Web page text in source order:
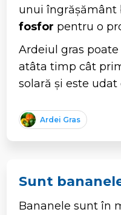
unui îngrășământ
fosfor pentru o
Ardeiul gras
atâta timp cât
solară și este
Ardei Gras
Sunt
Bananele sunt în